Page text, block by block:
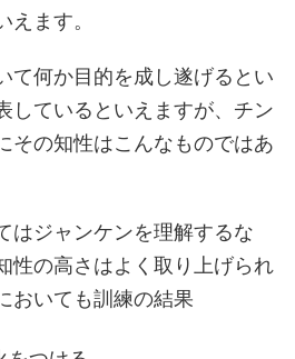
ます。
て何か目的を成し遂げるとい
しているといえますが、チン
その知性はこんなものではあ
はジャンケンを理解するな
性の高さはよく取り上げられ
おいても訓練の結果